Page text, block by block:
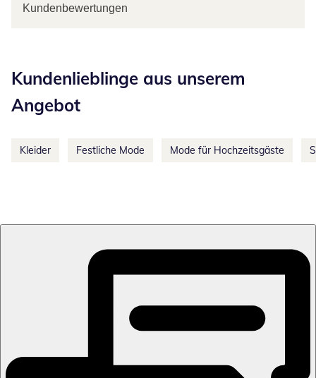
Kundenbewertungen
Kundenlieblinge aus unserem
Angebot
Kleider Festliche Mode Mode für Hochzeitsgäste